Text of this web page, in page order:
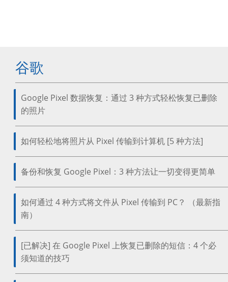
谷歌
Google Pixel 数据恢复：通过 3 种方式轻松恢复已删除
的照片
如何轻松地将照片从 Pixel 传输到计算机 [5 种方法]
备份和恢复 Google Pixel：3 种方法让一切变得更简单
如何通过 4 种方式将文件从 Pixel 传输到 PC？ （最新指
南）
[已解决] 在 Google Pixel 上恢复已删除的短信：4 个必
须知道的技巧